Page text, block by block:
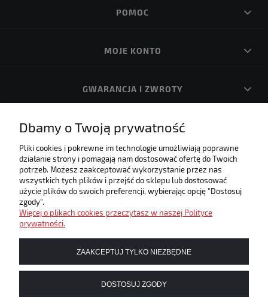
POMOC
MOJE KONTO
GWARANCJA I ZWROTY
O FIRMIE
Internetowa księgarnia muzyczna! Zapraszamy!
Umożliwiamy płatności elektroniczne w naszym sklepie
Dbamy o Twoją prywatność
Pliki cookies i pokrewne im technologie umożliwiają poprawne
działanie strony i pomagają nam dostosować ofertę do Twoich
potrzeb. Możesz zaakceptować wykorzystanie przez nas
wszystkich tych plików i przejść do sklepu lub dostosować
użycie plików do swoich preferencji, wybierając opcję "Dostosuj
zgody".
Więcej o plikach cookies przeczytasz w naszej Polityce
prywatności.
ZAAKCEPTUJ TYLKO NIEZBĘDNE
DOSTOSUJ ZGODY